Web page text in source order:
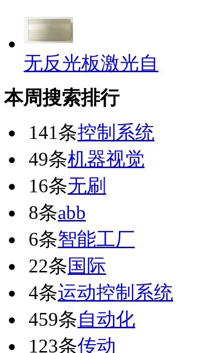
无反光板激光自
本周搜索排行
141条控制系统
49条机器视觉
16条无刷
8条abb
6条智能工厂
22条国际
4条运动控制系统
459条自动化
123条传动